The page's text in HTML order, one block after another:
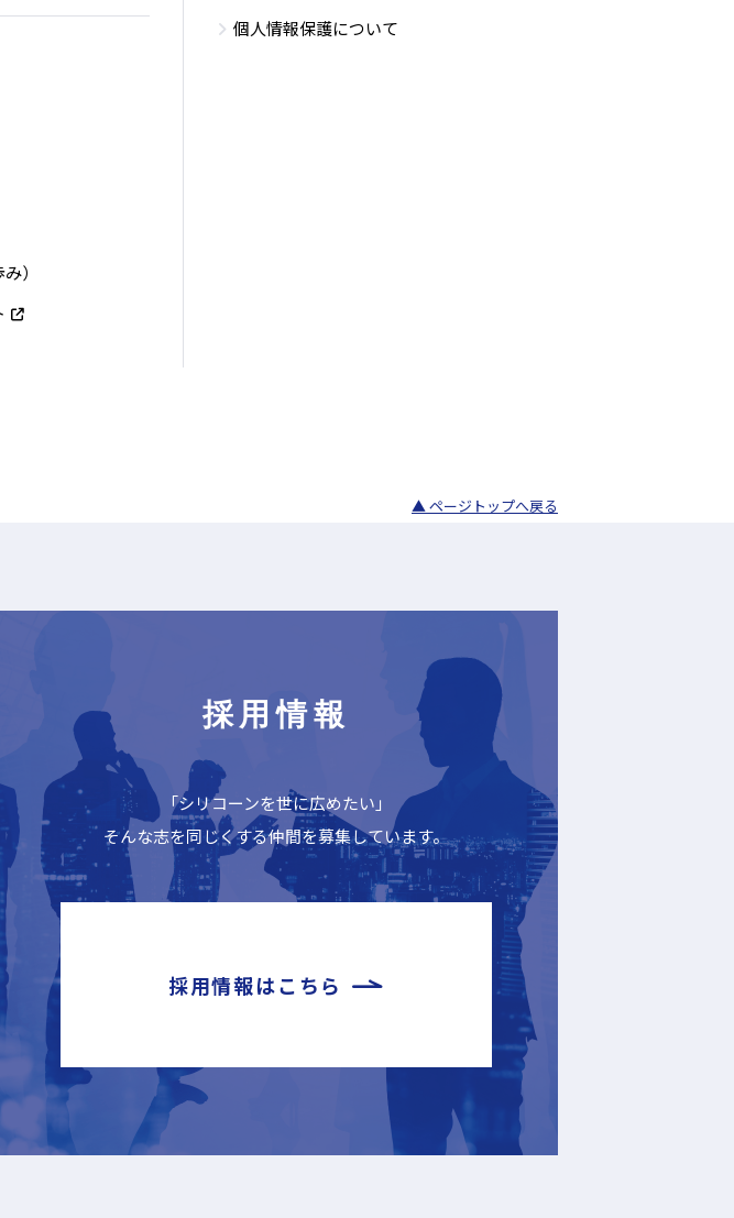
）
個人情報保護について
▲ ページトップへ戻る
採用情報
「シリコーンを世に広めたい」
そんな志を同じくする仲間を募集しています。
採用情報はこちら